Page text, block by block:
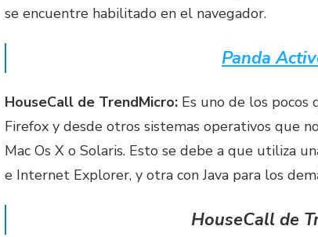
se encuentre habilitado en el navegador.
Panda
HouseCall de TrendMicro: Es uno de los
Firefox y desde otros sistemas operativos que
Mac Os X o Solaris. Esto se debe a que utiliza
e Internet Explorer, y otra con Java para los
HouseCall de